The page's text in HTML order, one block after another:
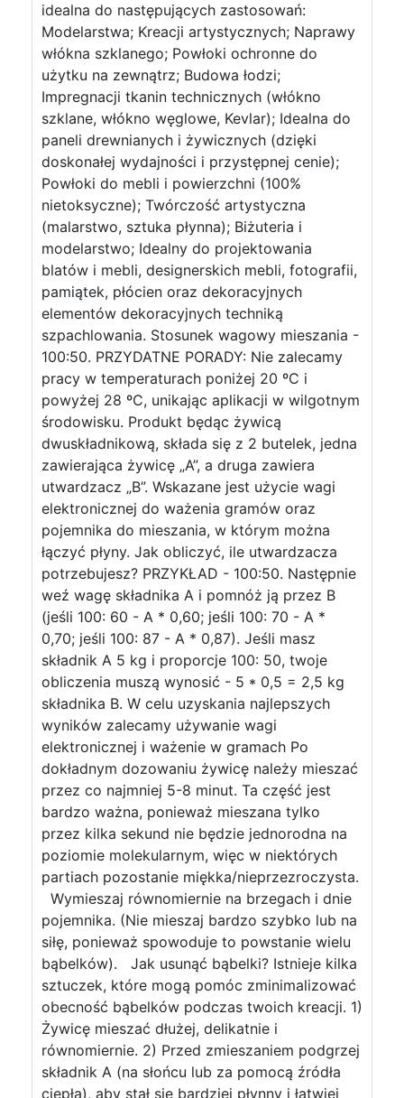
idealna do następujących zastosowań:
Modelarstwa; Kreacji artystycznych; Naprawy
włókna szklanego; Powłoki ochronne do
użytku na zewnątrz; Budowa łodzi;
Impregnacji tkanin technicznych (włókno
szklane, włókno węglowe, Kevlar); Idealna do
paneli drewnianych i żywicznych (dzięki
doskonałej wydajności i przystępnej cenie);
Powłoki do mebli i powierzchni (100%
nietoksyczne); Twórczość artystyczna
(malarstwo, sztuka płynna); Biżuteria i
modelarstwo; Idealny do projektowania
blatów i mebli, designerskich mebli, fotografii,
pamiątek, płócien oraz dekoracyjnych
elementów dekoracyjnych techniką
szpachlowania. Stosunek wagowy mieszania -
100:50. PRZYDATNE PORADY: Nie zalecamy
pracy w temperaturach poniżej 20 ºC i
powyżej 28 ºC, unikając aplikacji w wilgotnym
środowisku. Produkt będąc żywicą
dwuskładnikową, składa się z 2 butelek, jedna
zawierająca żywicę „A”, a druga zawiera
utwardzacz „B”. Wskazane jest użycie wagi
elektronicznej do ważenia gramów oraz
pojemnika do mieszania, w którym można
łączyć płyny. Jak obliczyć, ile utwardzacza
potrzebujesz? PRZYKŁAD - 100:50. Następnie
weź wagę składnika A i pomnóż ją przez B
(jeśli 100: 60 - A * 0,60; jeśli 100: 70 - A *
0,70; jeśli 100: 87 - A * 0,87). Jeśli masz
składnik A 5 kg i proporcje 100: 50, twoje
obliczenia muszą wynosić - 5 * 0,5 = 2,5 kg
składnika B. W celu uzyskania najlepszych
wyników zalecamy używanie wagi
elektronicznej i ważenie w gramach Po
dokładnym dozowaniu żywicę należy mieszać
przez co najmniej 5-8 minut. Ta część jest
bardzo ważna, ponieważ mieszana tylko
przez kilka sekund nie będzie jednorodna na
poziomie molekularnym, więc w niektórych
partiach pozostanie miękka/nieprzezroczysta.
Wymieszaj równomiernie na brzegach i dnie
pojemnika. (Nie mieszaj bardzo szybko lub na
siłę, ponieważ spowoduje to powstanie wielu
bąbelków). Jak usunąć bąbelki? Istnieje kilka
sztuczek, które mogą pomóc zminimalizować
obecność bąbelków podczas twoich kreacji. 1)
Żywicę mieszać dłużej, delikatnie i
równomiernie. 2) Przed zmieszaniem podgrzej
składnik A (na słońcu lub za pomocą źródła
ciepła), aby stał się bardziej płynny i łatwiej